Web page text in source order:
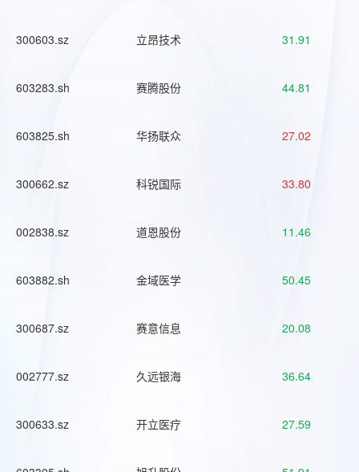
300603.sz 立昂技术 31.91
603283.sh 赛腾股份 44.81
603825.sh 华扬联众 27.02
300662.sz 科锐国际 33.80
002838.sz 道恩股份 11.46
603882.sh 金域医学 50.45
300687.sz 赛意信息 20.08
002777.sz 久远银海 36.64
300633.sz 开立医疗 27.59